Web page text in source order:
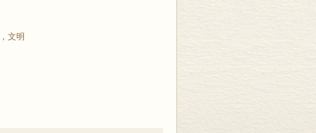
， 文明